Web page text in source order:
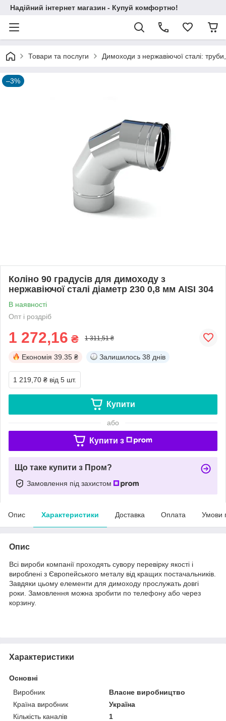
Надійний інтернет магазин - Купуй комфортно!
Товари та послуги Димоходи з нержавіючої сталі:
–3%
Коліно 90 градусів для димоходу з
нержавіючої сталі діаметр 230 0,8 мм AISI 304
В наявності
Опт і роздріб
1 272,16 ₴ 1 311,51 ₴
Економія 39.35 ₴ Залишилось 38 днів
1 219,70 ₴ від 5 шт.
Купити
або
Купити з
Що таке купити з Пром?
Замовлення під захистом
Опис Характеристики Доставка Оплата Умови
Опис
Всі вироби компанії проходять сувору перевірку якості і
вироблені з Європейського металу від кращих постачальників.
Завдяки цьому елементи для димоходу прослужать довгі
роки. Замовлення можна зробити по телефону або через
корзину.
Характеристики
Основні
Виробник
Власне виробництво
Країна виробник
Україна
Кількість каналів
1